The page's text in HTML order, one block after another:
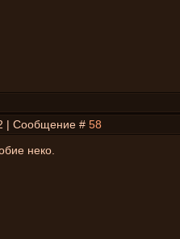
| Сообщение # 58
неко.